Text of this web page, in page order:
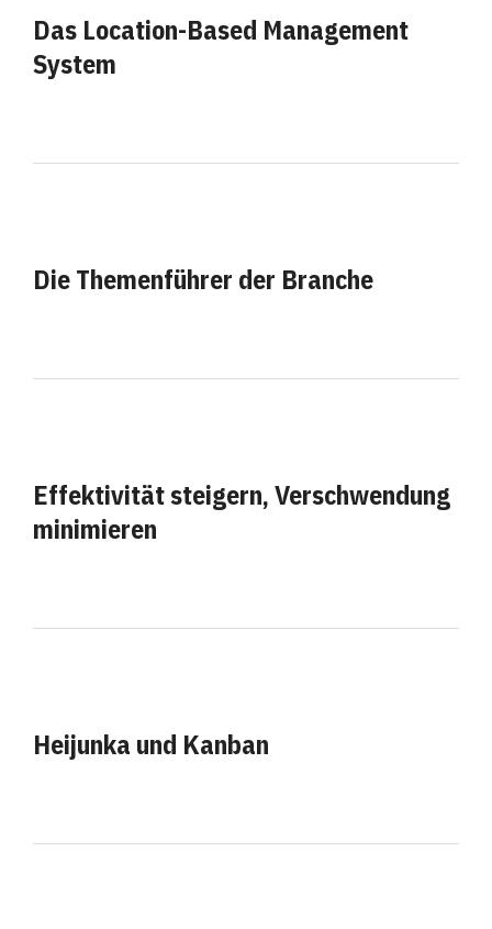
Das Location-Based Management
System
Die Themenführer der Branche
Effektivität steigern, Verschwendung
minimieren
Heijunka und Kanban